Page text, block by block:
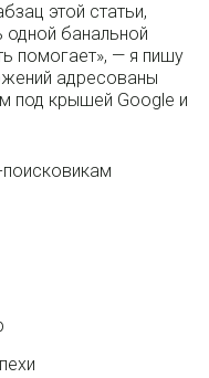
этой статьи,
банальной
помогает», — я пишу
адресованы
под крышей Google и